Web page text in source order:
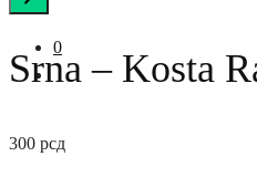
0
Srna – Kosta
300 рсд